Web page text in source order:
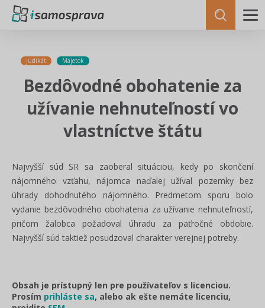
judikát Majetok
Bezdôvodné obohatenie za
užívanie nehnuteľností vo
vlastníctve štátu
Najvyšší súd SR sa zaoberal situáciou, kedy po skončení
nájomného vzťahu, nájomca naďalej užíval pozemky bez
úhrady dohodnutého nájomného. Predmetom sporu bolo
vydanie bezdôvodného obohatenia za užívanie nehnuteľností,
pričom žalobca požadoval úhradu za päťročné obdobie.
Najvyšší súd taktiež posudzoval charakter verejnej potreby.
Obsah je prístupný len pre používateľov s licenciou.
Prosím prihláste sa, alebo ak ešte nemáte licenciu,